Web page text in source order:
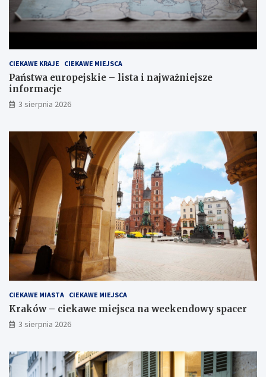
CIEKAWE KRAJE CIEKAWE MIEJSCA
Państwa europejskie – lista i najważniejsze
informacje
3 sierpnia 2026
CIEKAWE MIASTA CIEKAWE MIEJSCA
Kraków – ciekawe miejsca na weekendowy spacer
3 sierpnia 2026